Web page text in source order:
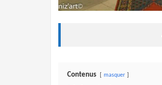
Contenus masquer